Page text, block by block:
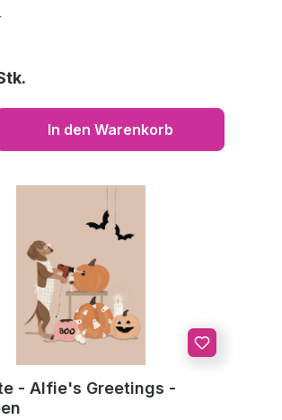
Preis:
In den Warenkorb
- Alfie's Greetings -